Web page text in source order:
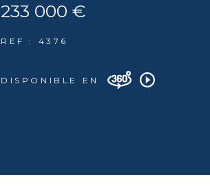
233 000 €
REF : 4376
DISPONIBLE EN